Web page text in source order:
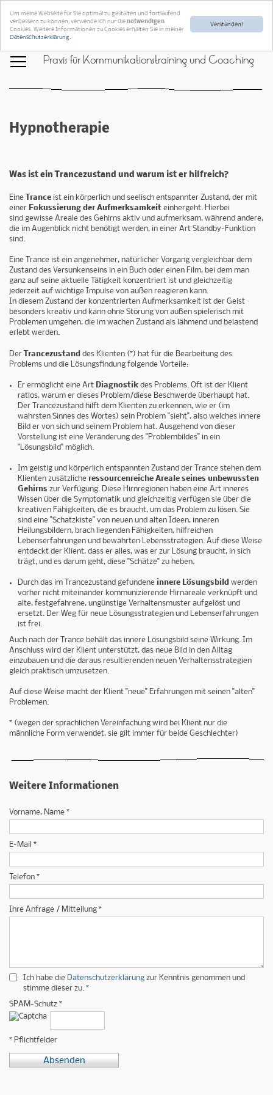
Verstanden!
Um meine Webseite für Sie optimal zu gestalten und fortlaufend
verbessern zu können, verwende ich nur dienotwendigen
Cookies. Weitere Informationen zu Cookies erhalten Sie in meiner
Datenschutzerklärung.
Praxis für Kommunikationstraining und Coaching
Hypnotherapie
Was ist ein Trancezustand und warum ist er hilfreich?
Eine Trance ist ein körperlich und seelisch entspannter Zustand, der mit
einer Fokussierung der Aufmerksamkeit einhergeht. Hierbei
sind gewisse Areale des Gehirns aktiv und aufmerksam, während andere,
die im Augenblick nicht benötigt werden, in einer Art Standby-Funktion
sind.
Eine Trance ist ein angenehmer, natürlicher Vorgang vergleichbar dem
Zustand des Versunkenseins in ein Buch oder einen Film, bei dem man
ganz auf seine aktuelle Tätigkeit konzentriert ist und gleichzeitig
jederzeit auf wichtige Impulse von außen reagieren kann.
In diesem Zustand der konzentrierten Aufmerksamkeit ist der Geist
besonders kreativ und kann ohne Störung von außen spielerisch mit
Problemen umgehen, die im wachen Zustand als lähmend und belastend
erlebt werden.
Der Trancezustand des Klienten (*) hat für die Bearbeitung des
Problems und die Lösungsfindung folgende Vorteile:
Er ermöglicht eine Art Diagnostik des Problems. Oft ist der Klient
ratlos, warum er dieses Problem/diese Beschwerde überhaupt hat.
Der Trancezustand hilft dem Klienten zu erkennen, wie er (im
wahrsten Sinnes des Wortes) sein Problem "sieht", also welches innere
Bild er von sich und seinem Problem hat. Ausgehend von dieser
Vorstellung ist eine Veränderung des "Problembildes" in ein
"Lösungsbild" möglich.
Im geistig und körperlich entspannten Zustand der Trance stehen dem
Klienten zusätzliche ressourcenreiche Areale seines unbewussten
Gehirnszur Verfügung. Diese Hirnregionen haben eine Art inneres
Wissen über die Symptomatik und gleichzeitig verfügen sie über die
kreativen Fähigkeiten, die es braucht, um das Problem zu lösen. Sie
sind eine "Schatzkiste" von neuen und alten Ideen, inneren
Heilungsbildern, brach liegenden Fähigkeiten, hilfreichen
Lebenserfahrungen und bewährten Lebensstrategien. Auf diese Weise
entdeckt der Klient, dass er alles, was er zur Lösung braucht, in sich
trägt, und es darum geht, diese "Schätze" zu heben.
​Durch das im Trancezustand gefundene innere Lösungsbildwerden
vorher nicht miteinander kommunizierende Hirnareale verknüpft und
alte, festgefahrene, ungünstige Verhaltensmuster aufgelöst und
ersetzt. Der Weg für neue Lösungsstrategien und Lebenserfahrungen
ist frei.
Auch nach der Trance behält das innere Lösungsbild seine Wirkung. Im
Anschluss wird der Klient unterstützt, das neue Bild in den Alltag
einzubauen und die daraus resultierenden neuen Verhaltensstrategien
gleich praktisch umzusetzen.
Auf diese Weise macht der Klient "neue" Erfahrungen mit seinen "alten"
Problemen.
* (wegen der sprachlichen Vereinfachung wird bei Klient nur die
männliche Form verwendet, sie gilt immer für beide Geschlechter)
Weitere Informationen
Vorname, Name *
E-Mail *
Telefon *
Ihre Anfrage / Mitteilung *
Ich habe die Datenschutzerklärung zur Kenntnis genommen und
stimme dieser zu. *
SPAM-Schutz *
* Pflichtfelder
Absenden